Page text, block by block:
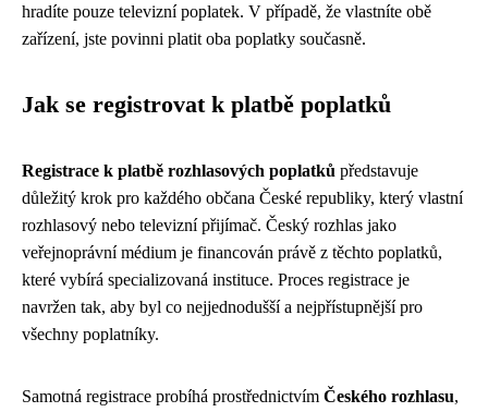
hradíte pouze televizní poplatek. V případě, že vlastníte obě
zařízení, jste povinni platit oba poplatky současně.
Jak se registrovat k platbě poplatků
Registrace k platbě rozhlasových poplatků představuje
důležitý krok pro každého občana České republiky, který vlastní
rozhlasový nebo televizní přijímač. Český rozhlas jako
veřejnoprávní médium je financován právě z těchto poplatků,
které vybírá specializovaná instituce. Proces registrace je
navržen tak, aby byl co nejjednodušší a nejpřístupnější pro
všechny poplatníky.
Samotná registrace probíhá prostřednictvím Českého rozhlasu,